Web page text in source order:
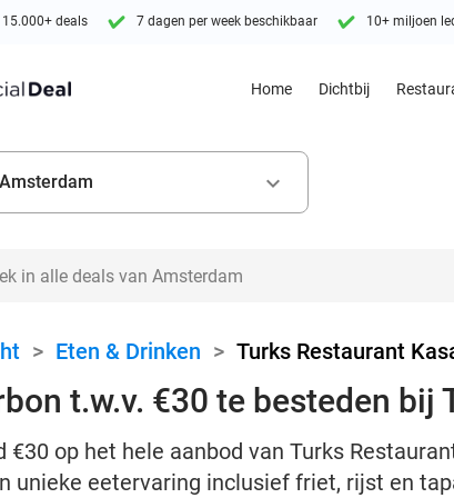
15.000+ deals 7 dagen per week beschikbaar 10+ miljoen
Home Dichtbij
Amsterdam keyboard_arrow_down
> Eten & Drinken > Turks Restaurant
t.w.v. €30 te besteden
€30 op het hele aanbod van Turks
unieke eetervaring inclusief friet, rijst en